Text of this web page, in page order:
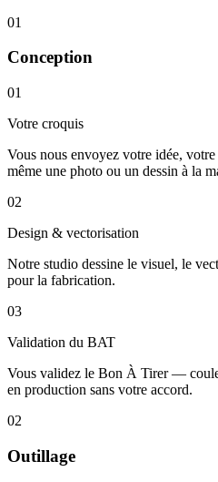
01
Conception
01
Votre croquis
Vous nous envoyez votre idée,
même une photo ou un dessin à la
02
Design & vectorisation
Notre studio dessine le visuel, le
pour la fabrication.
03
Validation du BAT
Vous validez le Bon À Tirer —
en production sans votre accord.
02
Outillage